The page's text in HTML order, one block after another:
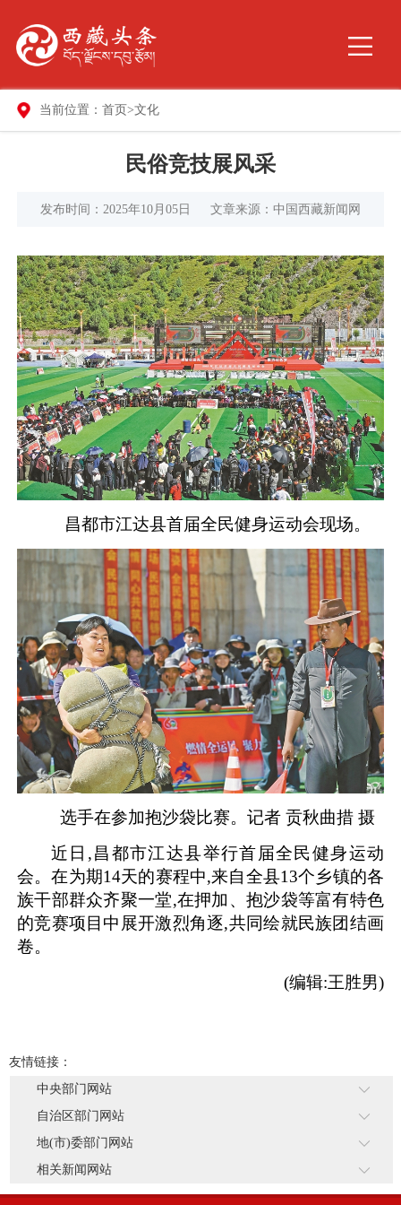
当前位置： 首页 >文化
民俗竞技展风采
发布时间：2025年10月05日 文章来源：中国西藏新闻网
昌都市江达县首届全民健身运动会现场。
选手在参加抱沙袋比赛。记者 贡秋曲措 摄
近日,昌都市江达县举行首届全民健身运动
会。在为期14天的赛程中,来自全县13个乡镇的各
族干部群众齐聚一堂,在押加、抱沙袋等富有特色
的竞赛项目中展开激烈角逐,共同绘就民族团结画
卷。
(编辑:王胜男)
友情链接：
中央部门网站
自治区部门网站
地(市)委部门网站
相关新闻网站